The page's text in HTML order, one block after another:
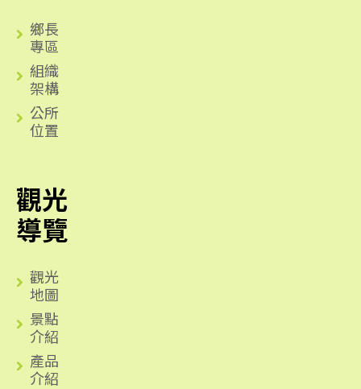
鄉長
專區
組織
架構
公所
位置
觀光
導覽
觀光
地圖
景點
介紹
產品
介紹